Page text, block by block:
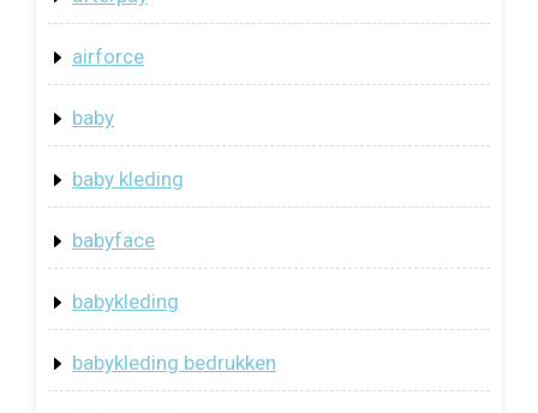
airforce
baby
baby kleding
babyface
babykleding
babykleding bedrukken